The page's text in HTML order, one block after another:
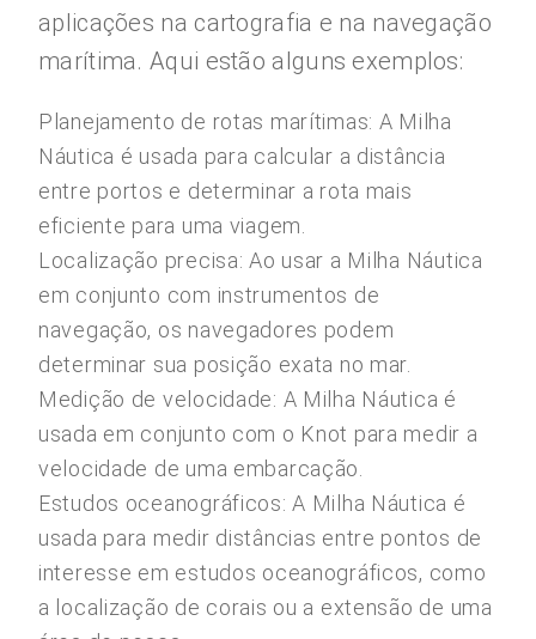
aplicações na cartografia e na navegação
marítima. Aqui estão alguns exemplos:
Planejamento de rotas marítimas: A Milha
Náutica é usada para calcular a distância
entre portos e determinar a rota mais
eficiente para uma viagem.
Localização precisa: Ao usar a Milha Náutica
em conjunto com instrumentos de
navegação, os navegadores podem
determinar sua posição exata no mar.
Medição de velocidade: A Milha Náutica é
usada em conjunto com o Knot para medir a
velocidade de uma embarcação.
Estudos oceanográficos: A Milha Náutica é
usada para medir distâncias entre pontos de
interesse em estudos oceanográficos, como
a localização de corais ou a extensão de uma